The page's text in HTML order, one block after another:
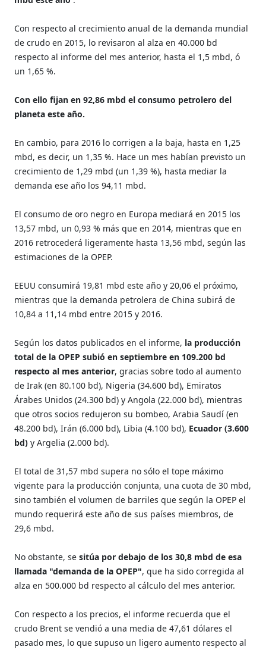
Con respecto al crecimiento anual de la demanda mundial
de crudo en 2015, lo revisaron al alza en 40.000 bd
respecto al informe del mes anterior, hasta el 1,5 mbd, ó
un 1,65 %.
Con ello fijan en 92,86 mbd el consumo petrolero del
planeta este año.
En cambio, para 2016 lo corrigen a la baja, hasta en 1,25
mbd, es decir, un 1,35 %. Hace un mes habían previsto un
crecimiento de 1,29 mbd (un 1,39 %), hasta mediar la
demanda ese año los 94,11 mbd.
El consumo de oro negro en Europa mediará en 2015 los
13,57 mbd, un 0,93 % más que en 2014, mientras que en
2016 retrocederá ligeramente hasta 13,56 mbd, según las
estimaciones de la OPEP.
EEUU consumirá 19,81 mbd este año y 20,06 el próximo,
mientras que la demanda petrolera de China subirá de
10,84 a 11,14 mbd entre 2015 y 2016.
Según los datos publicados en el informe, la producción
total de la OPEP subió en septiembre en 109.200 bd
respecto al mes anterior, gracias sobre todo al aumento
de Irak (en 80.100 bd), Nigeria (34.600 bd), Emiratos
Árabes Unidos (24.300 bd) y Angola (22.000 bd), mientras
que otros socios redujeron su bombeo, Arabia Saudí (en
48.200 bd), Irán (6.000 bd), Libia (4.100 bd), Ecuador (3.600
bd) y Argelia (2.000 bd).
El total de 31,57 mbd supera no sólo el tope máximo
vigente para la producción conjunta, una cuota de 30 mbd,
sino también el volumen de barriles que según la OPEP el
mundo requerirá este año de sus países miembros, de
29,6 mbd.
No obstante, sesitúa por debajo de los 30,8 mbd de esa
llamada "demanda de la OPEP", que ha sido corregida al
alza en 500.000 bd respecto al cálculo del mes anterior.
Con respecto a los precios, el informe recuerda que el
crudo Brent se vendió a una media de 47,61 dólares el
pasado mes, lo que supuso un ligero aumento respecto al